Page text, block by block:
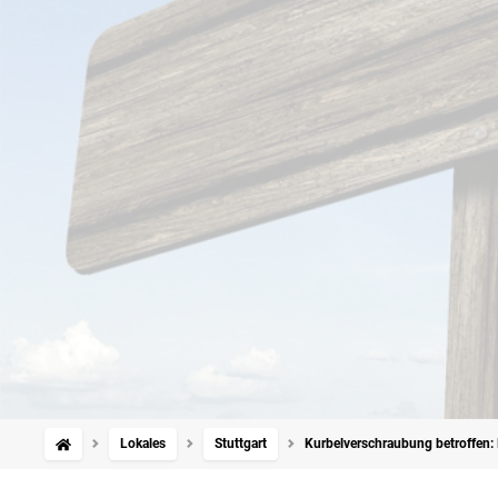
Lokales Stuttgart Kurbelverschraubung